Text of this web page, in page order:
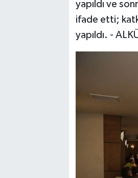
yapıldı ve
ifade etti;
yapıldı. -